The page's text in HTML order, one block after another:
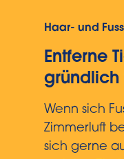
Haar- und
Entferne
gründlich
Wenn sich
Zimmerluft
sich gerne